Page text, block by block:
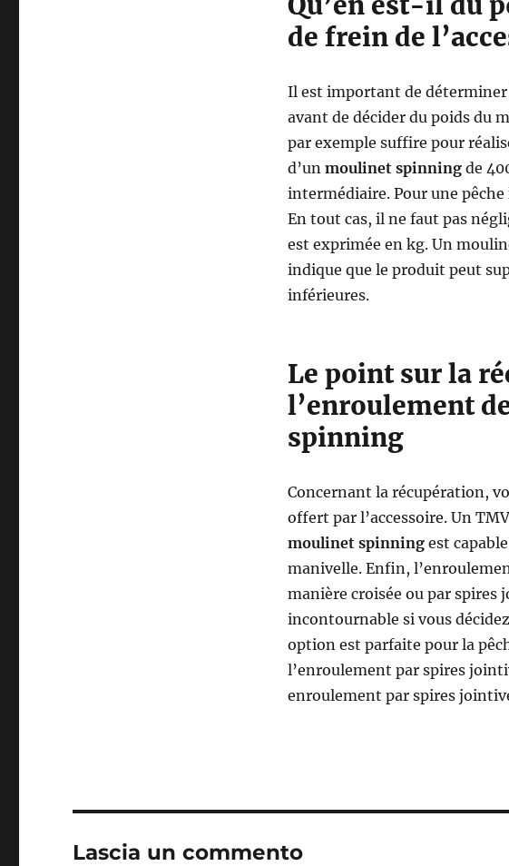
de frein de
Il est important de déterminer
avant de décider du poids du
par exemple suffire pour
d’un moulinet spinningde
intermédiaire. Pour une
En tout cas, il ne faut pas
est exprimée en kg. Un
indique que le produit peut
inférieures.
Le point sur la
l’enroulement
spinning
Concernant la récupération,
offert par l’accessoire. Un
moulinet spinningest
manivelle. Enfin,
manière croisée ou par spires
incontournable si vous
option est parfaite pour la
l’enroulement par spires
enroulement par spires
Lascia un commento